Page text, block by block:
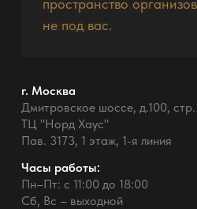
пространство
не под вас.
г. Москва
Дмитровское шоссе, д.100,
ТЦ "Норд Хаус"
Пав. 3173, 1 этаж, 1-я линия
Часы работы:
Пн–Пт: с 11:00 до 18:00
Сб, Вс – выходной